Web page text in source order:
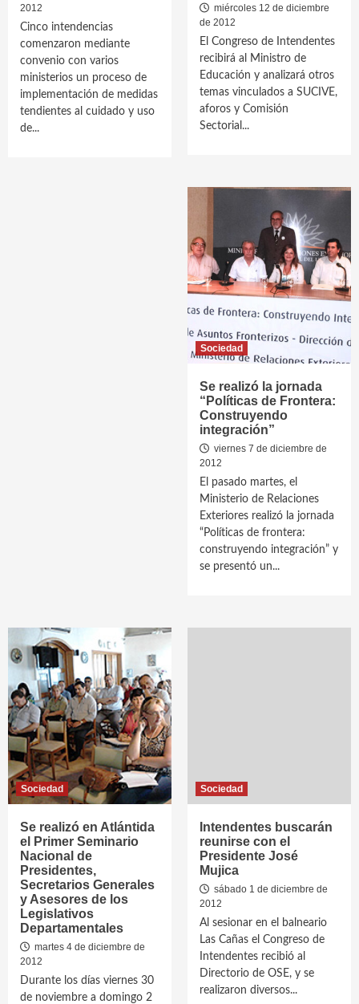
2012
Cinco intendencias
comenzaron mediante
convenio con varios
ministerios un proceso de
implementación de medidas
tendientes al cuidado y uso
de...
miércoles 12 de diciembre
de 2012
El Congreso de Intendentes
recibirá al Ministro de
Educación y analizará otros
temas vinculados a SUCIVE,
aforos y Comisión
Sectorial...
Sociedad
Se realizó la jornada
“Políticas de Frontera:
Construyendo
integración”
viernes 7 de diciembre de
2012
El pasado martes, el
Ministerio de Relaciones
Exteriores realizó la jornada
“Políticas de frontera:
construyendo integración” y
se presentó un...
Sociedad
Se realizó en Atlántida
el Primer Seminario
Nacional de
Presidentes,
Secretarios Generales
y Asesores de los
Legislativos
Departamentales
martes 4 de diciembre de
2012
Durante los días viernes 30
de noviembre a domingo 2
Sociedad
Intendentes buscarán
reunirse con el
Presidente José
Mujica
sábado 1 de diciembre de
2012
Al sesionar en el balneario
Las Cañas el Congreso de
Intendentes recibió al
Directorio de OSE, y se
realizaron diversos...